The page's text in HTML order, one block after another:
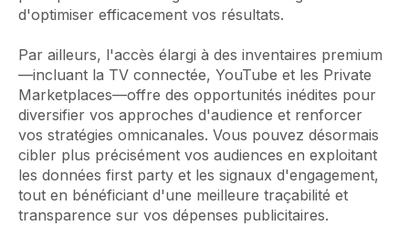
d'optimiser efficacement vos résultats.
Par ailleurs, l'accès élargi à des inventaires premium
—incluant la TV connectée, YouTube et les Private
Marketplaces—offre des opportunités inédites pour
diversifier vos approches d'audience et renforcer
vos stratégies omnicanales. Vous pouvez désormais
cibler plus précisément vos audiences en exploitant
les données first party et les signaux d'engagement,
tout en bénéficiant d'une meilleure traçabilité et
transparence sur vos dépenses publicitaires.